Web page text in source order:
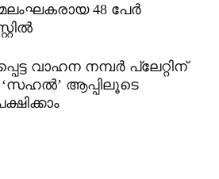
48 പേർ
വാഹന നമ്പർ പ്ലേറ്റിന്
‘സഹൽ’ ആപ്പിലൂടെ